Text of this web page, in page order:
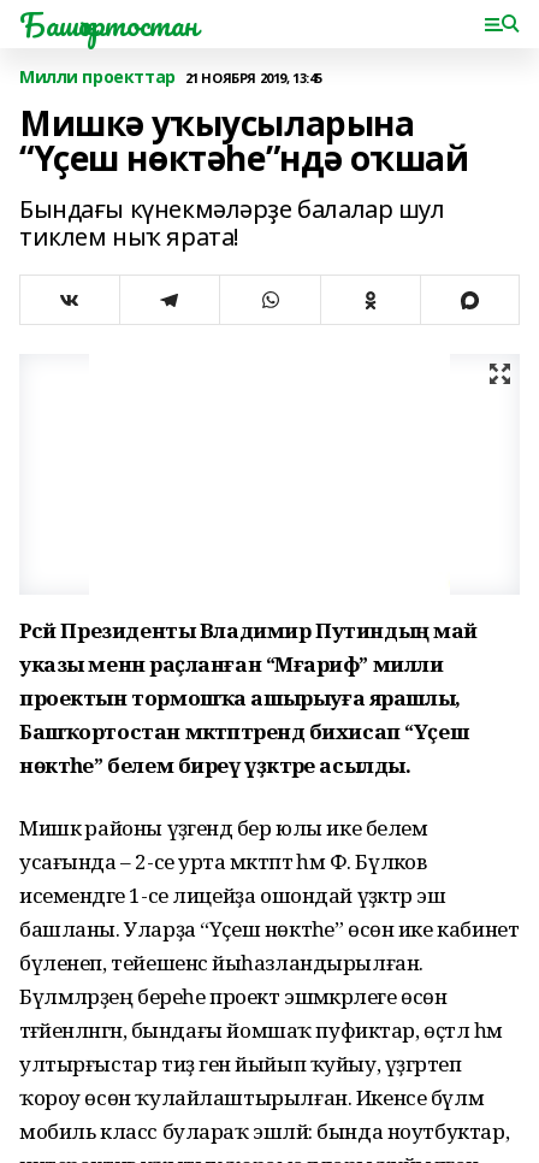
Башҡортостан
Милли проекттар 21 НОЯБРЯ 2019, 13:45
Мишкә уҡыусыларына
“Үҫеш нөктәһе”ндә оҡшай
Бындағы күнекмәләрҙе балалар шул
тиклем ныҡ ярата!
Рәсәй Президенты Владимир Путиндың май
указы менән раҫланған “Мәғариф” милли
проектын тормошҡа ашырыуға ярашлы,
Башҡортостан мәктәптәрендә бихисап “Үҫеш
нөктәһе” белем биреү үҙәктәре асылды.
Мишкә районы үҙәгендә бер юлы ике белем
усағында – 2-се урта мәктәптә һәм Ф. Бүләков
исемендәге 1-се лицейҙа ошондай үҙәктәр эш
башланы. Уларҙа “Үҫеш нөктәһе” өсөн ике кабинет
бүленеп, тейешенсә йыһазландырылған.
Бүлмәләрҙең береһе проект эшмәкәрлеге өсөн
тәғәйенләнгән, бындағы йомшаҡ пуфиктар, өҫтәл һәм
ултырғыстар тиҙ генә йыйып ҡуйыу, үҙгәртеп
ҡороу өсөн ҡулайлаштырылған. Икенсе бүлмә
мобиль класс булараҡ эшләй: бында ноутбуктар,